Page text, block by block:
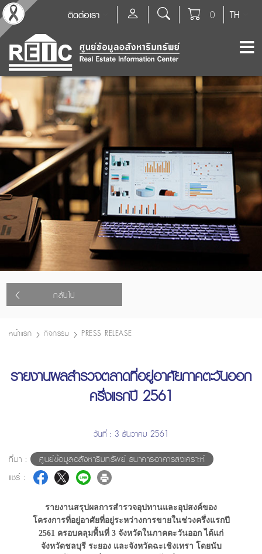
TH
0
ติดต่อเรา
กลับไป
หน้าแรก กิจกรรม PRESS RELEASE
รายงานผลสำรวจตลาดที่อยู่อาศัยภาคตะวันออก
ครึ่งแรกปี 2561
วันที่ : 3 ธันวาคม 2561
ที่มา :
ศูนย์ข้อมูลอสังหาริมทรัพย์ ธนาคารอาคารสงเคราะห์
แชร์ :
รายงานสรุปผลการสำรวจอุปทานและอุปสงค์ของ
โครงการที่อยู่อาศัยที่อยู่ระหว่างการขายในช่วงครึ่งแรกปี
2561 ครอบคลุมพื้นที่ 3 จังหวัดในภาคตะวันออก ได้แก่
จังหวัดชลบุรี ระยอง และจังหวัดฉะเชิงเทรา โดยนับ